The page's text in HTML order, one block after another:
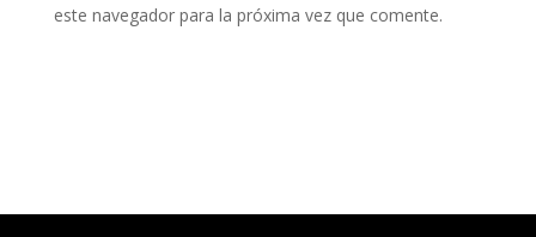
este navegador para la próxima vez que comente.